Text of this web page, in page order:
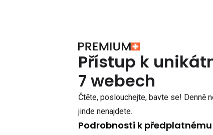
Přístup k
7 webech
Čtěte, poslouchejte, bavte se! Denně
jinde nenajdete.
Podrobnosti k předplatnému